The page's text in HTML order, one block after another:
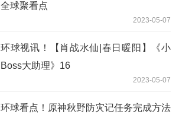
全球聚看点
2023-05-07
环球视讯！【肖战水仙|春日暖阳】《小
Boss大助理》16
2023-05-07
环球看点！原神秋野防灾记任务完成方法